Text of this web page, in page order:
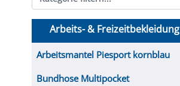
BEWÄSSERUNG
DIVERSE WERKZEUGE
DIVERSES ZUBEHÖR
FILTER
HYDRAULIK-HANDPUMPEN
FEDER
FUTTERTRÖGE & EIMER
GABEL, RECHEN &
SCHAUFELN
BELEUCHTUNG
BOHRER & FRÄSER
Arbeits- & Freizeitbekleidung
Arbeitsmantel Piesport kornblau
Bundhose Multipocket